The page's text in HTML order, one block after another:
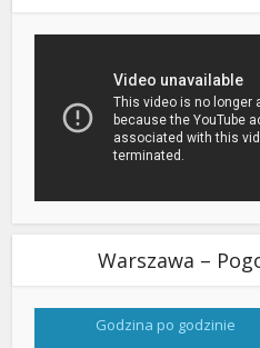
Warszawa –
Godzina po godzinie